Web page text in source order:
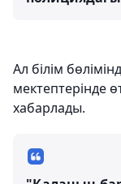
Ал білім
мектептерінде
хабарлады.